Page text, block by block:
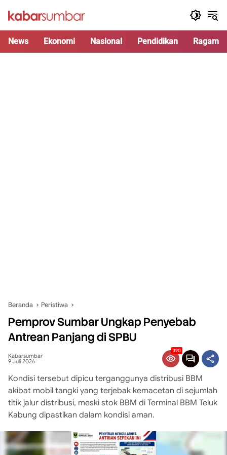
News Ekonomi Nasional Pendidikan Ragam
Beranda Peristiwa
Pemprov Sumbar Ungkap Penyebab
Antrean Panjang di SPBU
Kabarsumbar
9 Juli 2026
390
Kondisi tersebut dipicu terganggunya distribusi BBM
akibat mobil tangki yang terjebak kemacetan di sejumlah
titik jalur distribusi, meski stok BBM di Terminal BBM Teluk
Kabung dipastikan dalam kondisi aman.